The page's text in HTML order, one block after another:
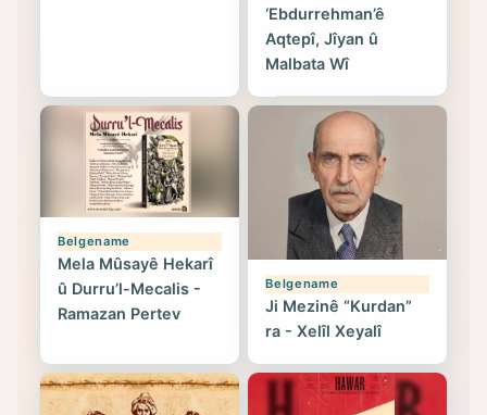
‘Ebdurrehman’ê
Aqtepî, Jîyan û
Malbata Wî
Belgename
Mela Mûsayê Hekarî
û Durru’l-Mecalis -
Ramazan Pertev
Belgename
Ji Mezinê “Kurdan”
ra - Xelîl Xeyalî